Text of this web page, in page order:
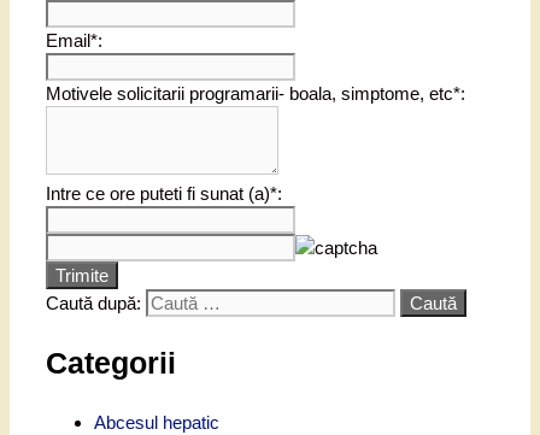
Email*:
Motivele solicitarii programarii- boala, simptome, etc*:
Intre ce ore puteti fi sunat (a)*:
Trimite
Caută după:
Categorii
Abcesul hepatic